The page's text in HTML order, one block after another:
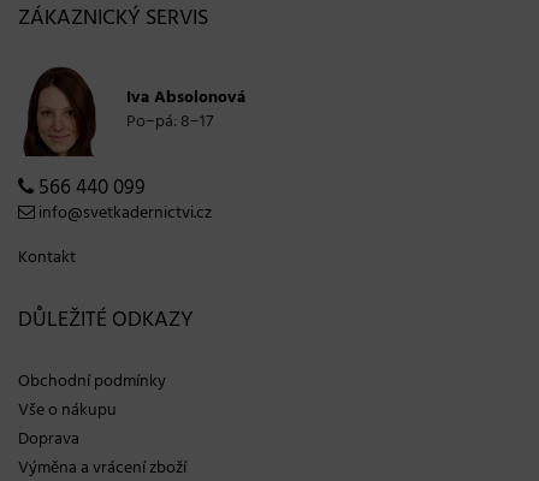
ZÁKAZNICKÝ SERVIS
Iva Absolonová
Po−pá: 8−17
566 440 099
info@svetkadernictvi.cz
Kontakt
DŮLEŽITÉ ODKAZY
Obchodní podmínky
Vše o nákupu
Doprava
Výměna a vrácení zboží